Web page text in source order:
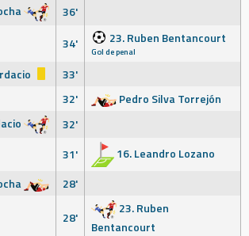
36'
34'
23. Ruben Bentancourt
Gol de penal
33'
32'
Pedro Silva Torrejón
32'
31'
16. Leandro Lozano
28'
28'
23. Ruben
Bentancourt